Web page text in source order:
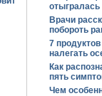
отыгралась
Врачи
побороть
7
налегать
Как
пять
Чем